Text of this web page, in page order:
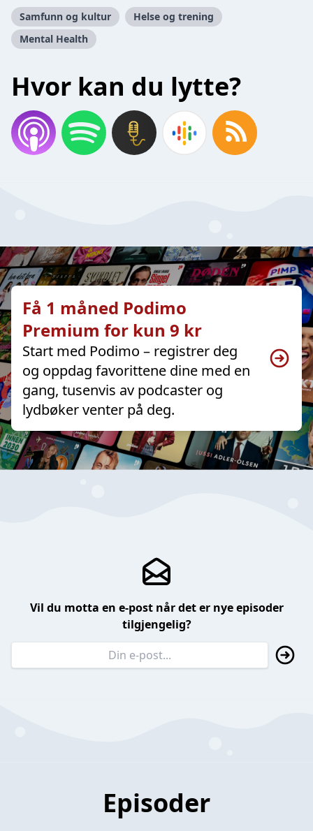
Samfunn og kultur
Helse og trening
Mental Health
Hvor kan du lytte?
Få 1 måned Podimo
Premium for kun 9 kr
Start med Podimo – registrer deg
og oppdag favorittene dine med en
gang, tusenvis av podcaster og
lydbøker venter på deg.
Vil du motta en e-post når det er nye episoder
tilgjengelig?
Episoder